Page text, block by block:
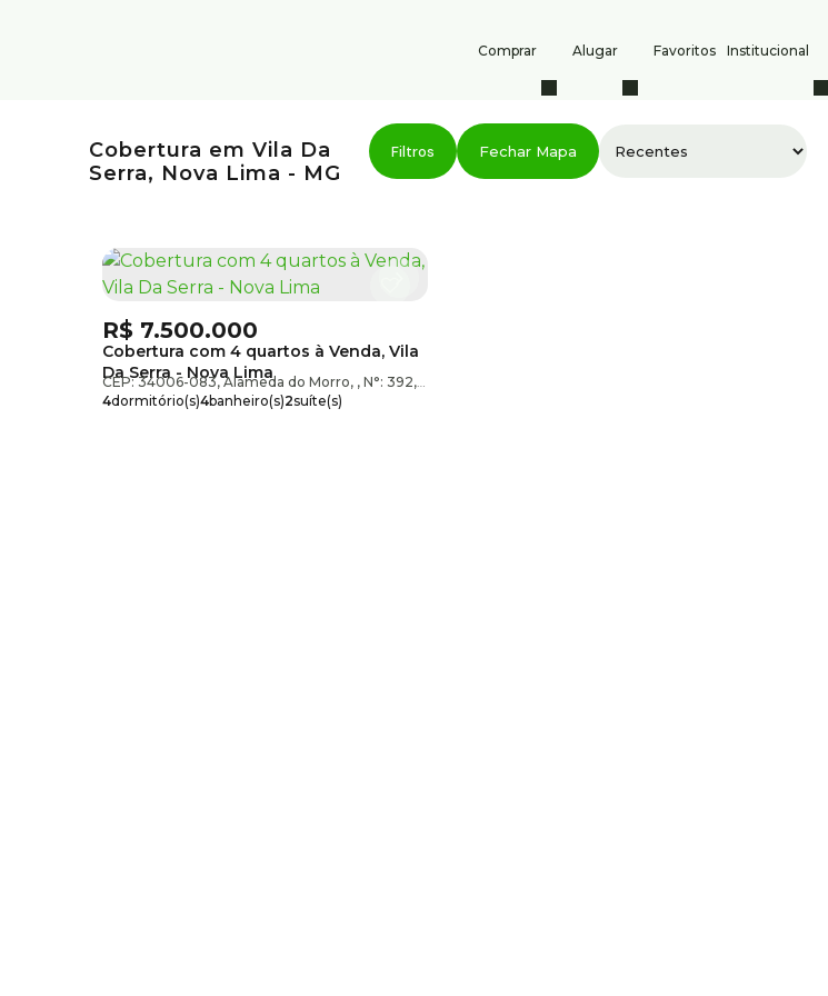
Institucional
Favoritos
Alugar
Comprar
Fechar Mapa
Cobertura em Vila Da
Serra, Nova Lima - MG
Cobertura com 4 quartos à Venda, Vila
Da Serra - Nova Lima
R$ 7.500.000
CEP: 34006-083,Alameda do Morro , N°: 392, Vila Da Serra
4dormitório(s)4banheiro(s)2suíte(s)
Área do cliente
Sobre nós
Comprar
Alugar